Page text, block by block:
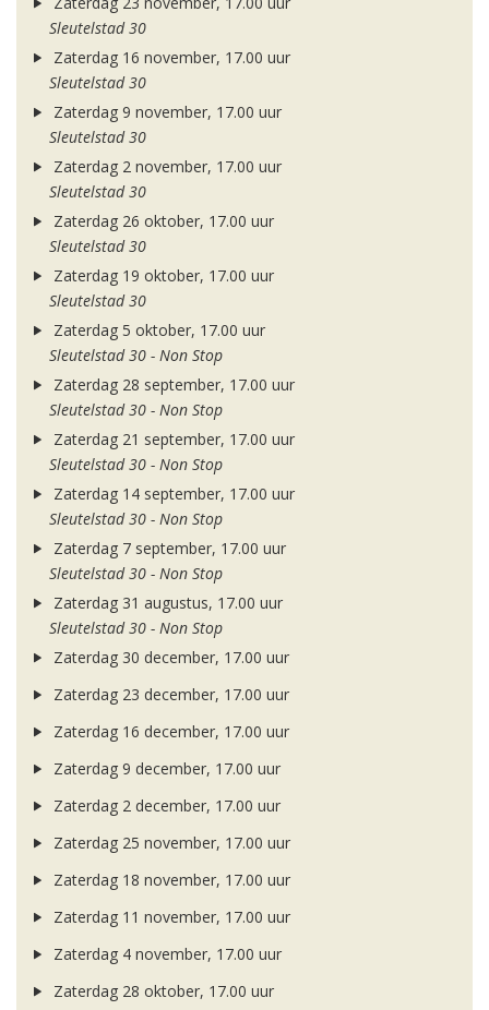
Sleutelstad 30
Zaterdag 16 november, 17.00 uur
Sleutelstad 30
Zaterdag 9 november, 17.00 uur
Sleutelstad 30
Zaterdag 2 november, 17.00 uur
Sleutelstad 30
Zaterdag 26 oktober, 17.00 uur
Sleutelstad 30
Zaterdag 19 oktober, 17.00 uur
Sleutelstad 30
Zaterdag 5 oktober, 17.00 uur
Sleutelstad 30 - Non Stop
Zaterdag 28 september, 17.00 uur
Sleutelstad 30 - Non Stop
Zaterdag 21 september, 17.00 uur
Sleutelstad 30 - Non Stop
Zaterdag 14 september, 17.00 uur
Sleutelstad 30 - Non Stop
Zaterdag 7 september, 17.00 uur
Sleutelstad 30 - Non Stop
Zaterdag 31 augustus, 17.00 uur
Sleutelstad 30 - Non Stop
Zaterdag 30 december, 17.00 uur
Zaterdag 23 december, 17.00 uur
Zaterdag 16 december, 17.00 uur
Zaterdag 9 december, 17.00 uur
Zaterdag 2 december, 17.00 uur
Zaterdag 25 november, 17.00 uur
Zaterdag 18 november, 17.00 uur
Zaterdag 11 november, 17.00 uur
Zaterdag 4 november, 17.00 uur
Zaterdag 28 oktober, 17.00 uur